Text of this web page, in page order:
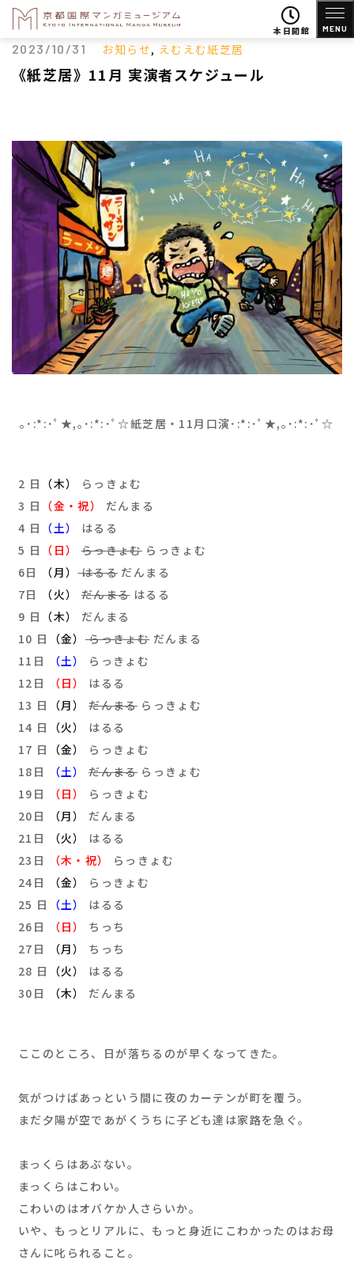
本日開館 MENU
2023/10/31 お知らせ, えむえむ紙芝居
《紙芝居》11月 実演者スケジュール
｡･:*:･ﾟ★,｡･:*:･ﾟ☆紙芝居・11月口演･:*:･ﾟ★,｡･:*:･ﾟ☆
2 日 （木）
らっきょむ
3 日 （金・祝）
だんまる
4 日 （土）
はるる
5 日 （日） らっきょむらっきょむ
6日
（月）はるる だんまる
7日
（火） だんまるはるる
9 日 （木）
だんまる
10 日
（金）らっきょむだんまる
11日
（土）
らっきょむ
12日
（日）
はるる
13 日
（月） だんまるらっきょむ
14 日
（火）
はるる
17 日
（金）
らっきょむ
18日
（土） だんまるらっきょむ
19日
（日）
らっきょむ
20日
（月）
だんまる
21日
（火） はるる
23日
（木・祝） らっきょむ
24日
（金）
らっきょむ
25 日
（土）
はるる
26日
（日） ちっち
27日
（月） ちっち
28 日
（火）
はるる
30日
（木） だんまる
ここのところ、日が落ちるのが早くなってきた。
気がつけばあっという間に夜のカーテンが町を覆う。
まだ夕陽が空であがくうちに子ども達は家路を急ぐ。
まっくらはあぶない。
まっくらはこわい。
こわいのはオバケか人さらいか。
いや、もっとリアルに、もっと身近にこわかったのはお母
さんに叱られること。